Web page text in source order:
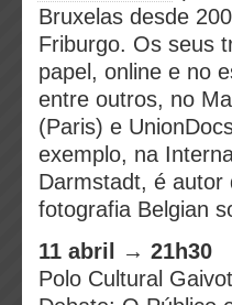
Bruxelas desde
Friburgo. Os seus
papel, online e no
entre outros, no
(Paris) e
exemplo, na
Darmstadt, é autor
fotografia Belgian
11 abril → 21h30
Polo Cultural